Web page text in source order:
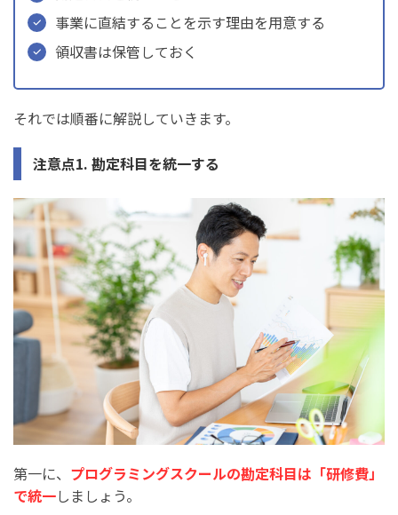
事業に直結することを示す理由を用意する
領収書は保管しておく
それでは順番に解説していきます。
注意点1. 勘定科目を統一する
第一に、 プログラミングスクールの勘定科目は「研修費」
で統一しましょう。